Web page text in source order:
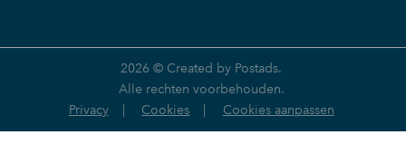
2026 © Created by Postads.
Alle rechten voorbehouden.
Privacy
Cookies Cookies aanpassen